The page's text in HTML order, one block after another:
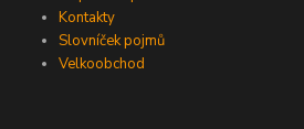
Kontakty
Slovníček pojmů
Velkoobchod